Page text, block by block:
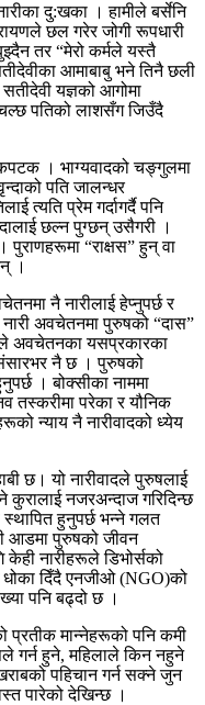
दु:खका । हामीले बर्सेनि
छल गरेर जोगी रूपधारी
तर “मेरो कर्मले यस्तै
आमाबाबु भने तिनै छली
यज्ञको आगोमा
चल्छ पतिको लाशसँग जिउँदै
। भाग्यवादको चङ्गुलमा
पति जालन्धर
त्यति प्रेम गर्दागर्दै पनि
छल्न पुग्छन् उसैगरी ।
पुराणहरूमा “राक्षस” हुन् वा
।
नै नारीलाई हेप्नुपर्छ र
नारी अवचेतनमा पुरुषको “दास”
अवचेतनका यसप्रकारका
संसारभर नै छ । पुरुषको
। बोक्सीका नाममा
तस्करीमा परेका र यौनिक
न्याय नै नारीवादको ध्येय
छ। यो नारीवादले पुरुषलाई
कुरालाई नजरअन्दाज गरिदिन्छ
स्थापित हुनुपर्छ भन्ने गलत
आडमा पुरुषको जीवन
नारीहरूले डिभोर्सको
धोका दिँदै एनजीओ (NGO)को
पनि बढ्दो छ ।
प्रतीक मान्नेहरूको पनि कमी
गर्न हुने, महिलाले किन नहुने
पहिचान गर्न सक्ने जुन
पारेको देखिन्छ ।